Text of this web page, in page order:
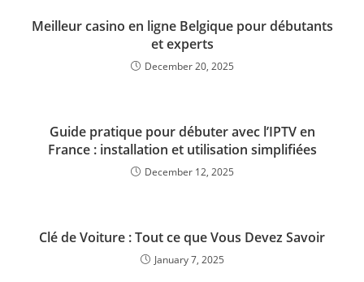
Meilleur casino en ligne Belgique pour débutants
et experts
December 20, 2025
Guide pratique pour débuter avec l’IPTV en
France : installation et utilisation simplifiées
December 12, 2025
Clé de Voiture : Tout ce que Vous Devez Savoir
January 7, 2025